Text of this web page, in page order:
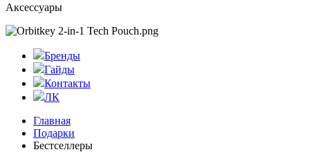
Аксессуары
Бренды
Гайды
Контакты
ЛК
Главная
Подарки
Бестселлеры